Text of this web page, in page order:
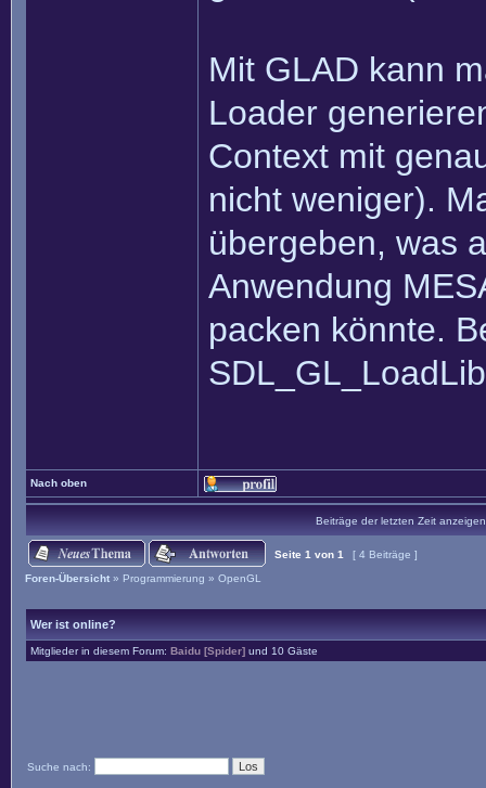
Mit GLAD kann
Loader
Context mit
nicht weniger).
übergeben, was
Anwendung
packen könnte.
Nach oben
Beiträge der letzten Zeit
Seite 1 von 1
[ 4 Beiträge ]
Foren-Übersicht » Programmierung » OpenGL
Wer ist online?
Mitglieder in diesem Forum: Baidu [Spider] und 10 Gäste
Suche nach: